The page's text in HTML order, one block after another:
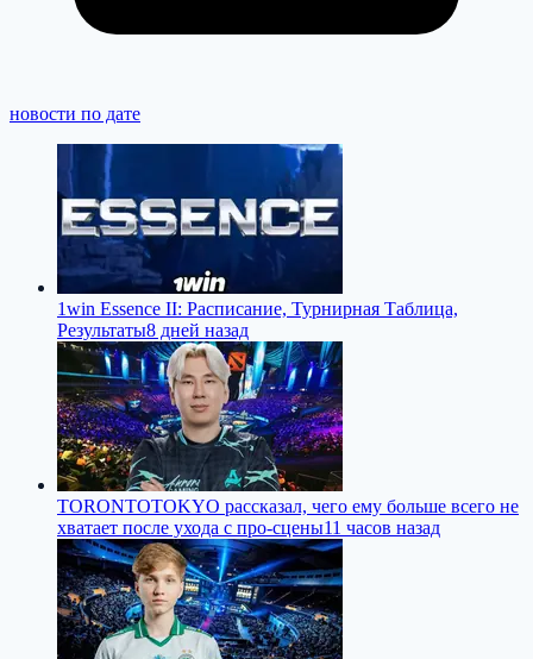
новости по дате
1win Essence II: Расписание, Турнирная Таблица,
Результаты8 дней назад
TORONTOTOKYO рассказал, чего ему больше всего не
хватает после ухода с про-сцены11 часов назад